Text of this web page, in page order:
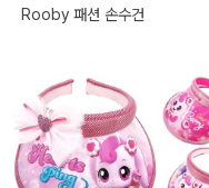
Rooby 패션 손수건